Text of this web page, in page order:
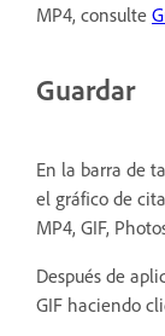
MP4, consulte
Guardar
En la barra de
el gráfico de
MP4, GIF,
Después de
GIF haciendo